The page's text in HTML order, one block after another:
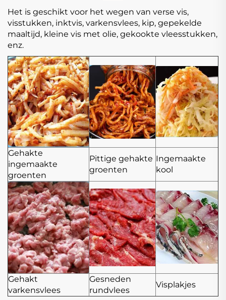
Het is geschikt voor het wegen van verse vis,
visstukken, inktvis, varkensvlees, kip, gepekelde
maaltijd, kleine vis met olie, gekookte vleesstukken,
enz.
Gehakte
ingemaakte
groenten
Pittige gehakte
groenten
Ingemaakte
kool
Gehakt
varkensvlees
Gesneden
rundvlees
Visplakjes